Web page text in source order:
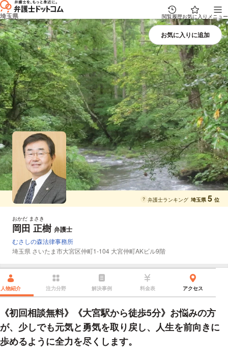
埼玉県 閲覧履歴お気に入り メニュー
おかだ まさき
岡田 正樹 弁護士
所属事務所
むさしの森法律事務所
所在地：
埼玉県 さいたま市大宮区仲町1-104 大宮仲町AKビル9階
？ 弁護士ランキング 埼玉県 5 位
人物紹介 注力分野 解決事例 料金表 アクセス
《初回相談無料》《大宮駅から徒歩5分》お悩みの方
が、少しでも元気と勇気を取り戻し、人生を前向きに
歩めるように全力を尽くします。